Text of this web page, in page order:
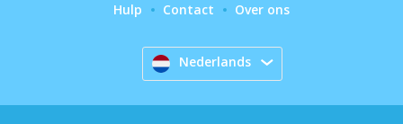
Hulp Contact Over ons
Nederlands